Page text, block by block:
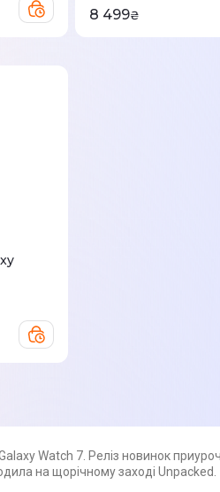
8 499₴
Watch 7. Реліз новинок
на щорічному заході Unpacked.